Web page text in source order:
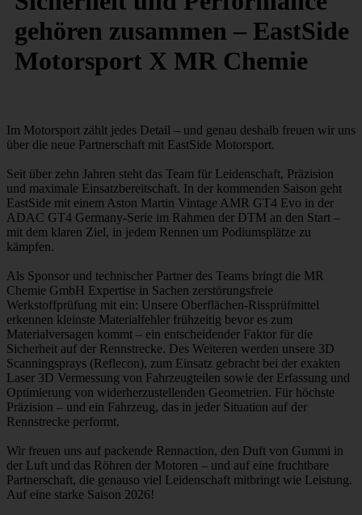
gehören zusammen – EastSide
Motorsport X MR Chemie
Im Motorsport zählt jedes Detail – und genau deshalb freuen wir uns
über die neue Partnerschaft mit EastSide Motorsport.
Seit über zehn Jahren steht das Team für Leidenschaft, Präzision
und maximale Einsatzbereitschaft. In der kommenden Saison geht
EastSide mit einem Aston Martin Vintage AMR GT4 Evo in der
ADAC GT4 Germany-Serie im Rahmen der DTM an den Start –
mit dem klaren Ziel, in jedem Rennen um Podiumsplätze zu
kämpfen.
Als Sponsor und technischer Partner des Teams bringt die MR
Chemie GmbH Expertise in Sachen zerstörungsfreie
Werkstoffprüfung mit ein: Unsere Oberflächen-Rissprüfmittel
erkennen kleinste Materialfehler frühzeitig bevor es zum
Materialversagen kommt – ein entscheidender Faktor für die
Sicherheit auf der Rennstrecke. Des Weiteren werden unsere 3D
Scanningsprays (Reflecon), zum Einsatz gebracht bei der exakten
Laser 3D Vermessung von Fahrzeugteilen sowie der Erfassung und
Optimierung von widerherzustellenden Geometrien. Für höchste
Präzision – und ein Fahrzeug, das in jeder Situation auf der
Rennstrecke performt.
Wir freuen uns auf packende Rennaction, den Duft von Gummi in
der Luft und das Röhren der Motoren – und auf eine fruchtbare
Partnerschaft, die genauso viel Leidenschaft mitbringt wie Leistung.
Auf eine starke Saison 2026!